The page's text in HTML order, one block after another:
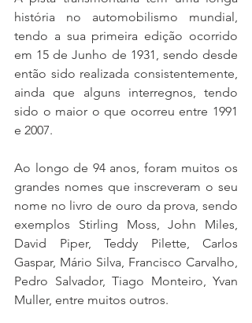
história no automobilismo mundial,
tendo a sua primeira edição ocorrido
em 15 de Junho de 1931, sendo desde
então sido realizada consistentemente,
ainda que alguns interregnos, tendo
sido o maior o que ocorreu entre 1991
e 2007.
Ao longo de 94 anos, foram muitos os
grandes nomes que inscreveram o seu
nome no livro de ouro da prova, sendo
exemplos Stirling Moss, John Miles,
David Piper, Teddy Pilette, Carlos
Gaspar, Mário Silva, Francisco Carvalho,
Pedro Salvador, Tiago Monteiro, Yvan
Muller, entre muitos outros.